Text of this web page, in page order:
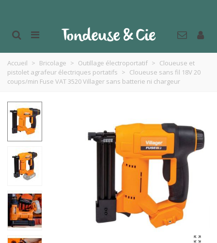
Accueil > Bricolage > Outillage électroportatif > Cloueuse et
pistolet agrafeur électriques portatifs > Cloueuse sans fil 18V 20
coups/min Fuse VAT 3520 Villager sans batterie ni chargeur